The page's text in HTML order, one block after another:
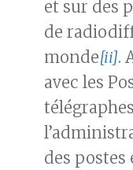
et sur des
de
monde[ii].
avec les
des postes